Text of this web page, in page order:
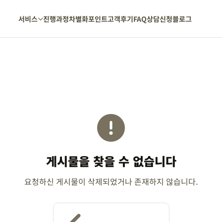
서비스 진행과정차별화포인트고객후기FAQ상담신청블로그
게시물을 찾을 수 없습니다
요청하신 게시물이 삭제되었거나 존재하지 않습니다.